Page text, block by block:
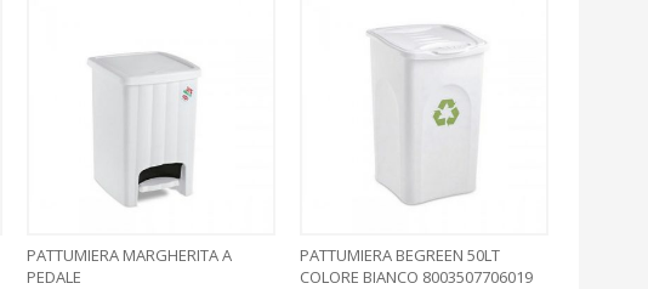
PATTUMIERA MARGHERITA A
PEDALE
PATTUMIERA BEGREEN 50LT
COLORE BIANCO 8003507706019